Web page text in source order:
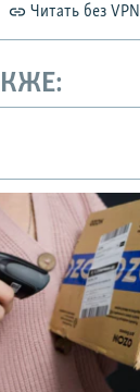
Читать без VPN